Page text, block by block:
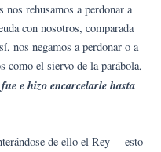
nos rehusamos a perdonar a
con nosotros, comparada
nos negamos a perdonar o a
como el siervo de la parábola,
e hizo encarcelarle hasta
de ello el Rey —esto